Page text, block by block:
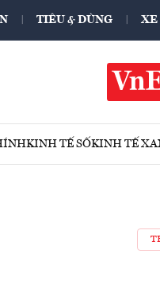
TIÊU & DÙNG XE
KINH TẾ SỐKINH TẾ